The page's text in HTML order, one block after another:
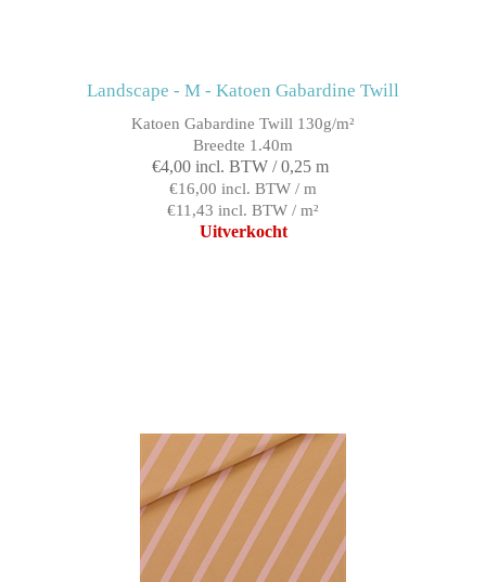
Landscape - M - Katoen Gabardine Twill
Katoen Gabardine Twill 130g/m²
Breedte 1.40m
€4,00 incl. BTW / 0,25 m
€16,00 incl. BTW / m
€11,43 incl. BTW / m²
Uitverkocht